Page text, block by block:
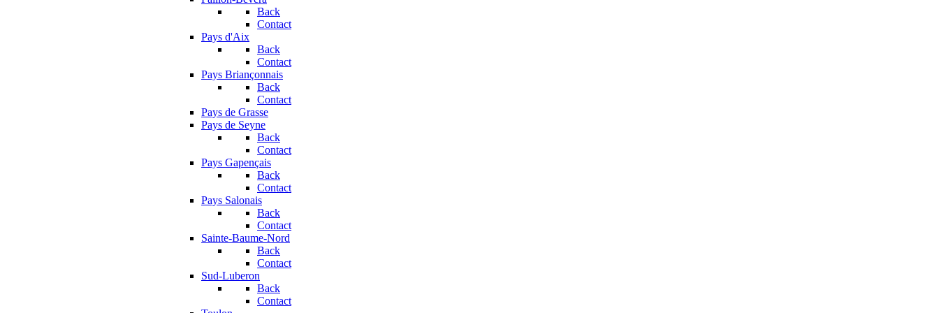
Back
Contact
Pays d'Aix
Back
Contact
Pays Briançonnais
Back
Contact
Pays de Grasse
Pays de Seyne
Back
Contact
Pays Gapençais
Back
Contact
Pays Salonais
Back
Contact
Sainte-Baume-Nord
Back
Contact
Sud-Luberon
Back
Contact